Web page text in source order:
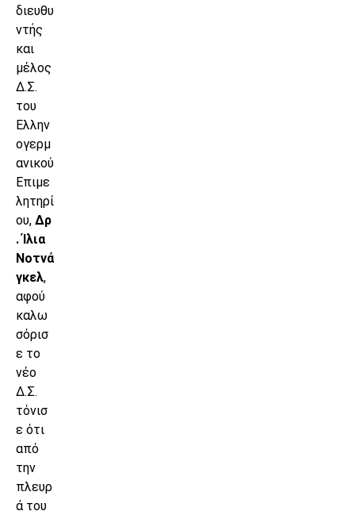
διευθυ
ντής
και
μέλος
Δ.Σ.
του
Ελλην
ογερμ
ανικού
Επιμε
λητηρί
ου, Δρ
. Ίλια
Νοτνά
γκελ,
αφού
καλω
σόρισ
ε το
νέο
Δ.Σ.
τόνισ
ε ότι
από
την
πλευρ
ά του